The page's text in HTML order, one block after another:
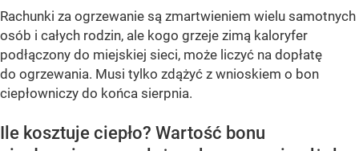
Rachunki za ogrzewanie są zmartwieniem wielu samotnych
osób i całych rodzin, ale kogo grzeje zimą kaloryfer
podłączony do miejskiej sieci, może liczyć na dopłatę
do ogrzewania. Musi tylko zdążyć z wnioskiem o bon
ciepłowniczy do końca sierpnia.
Ile kosztuje ciepło? Wartość bonu